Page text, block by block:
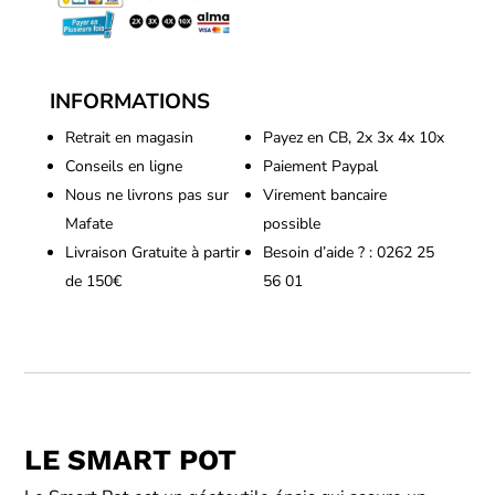
Géotextile
(Toutes
INFORMATIONS
Retrait en magasin
Conseils en ligne
Nous ne livrons pas sur
Mafate
Livraison Gratuite à partir
de 150€
Payez en CB, 2x 3x 4x 10x
Paiement Paypal
Virement bancaire
possible
Besoin d’aide ? : 0262 25
56 01
LE SMART POT